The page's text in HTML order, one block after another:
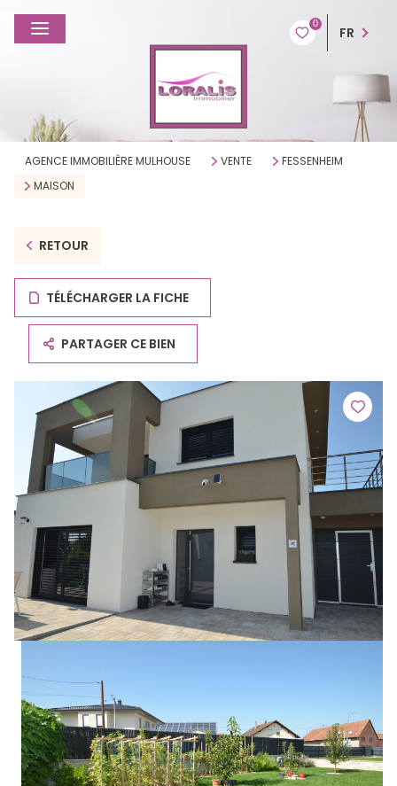
0
FR
AGENCE IMMOBILIÈRE MULHOUSE VENTE
FESSENHEIM
MAISON
RETOUR
TÉLÉCHARGER LA FICHE
PARTAGER CE BIEN